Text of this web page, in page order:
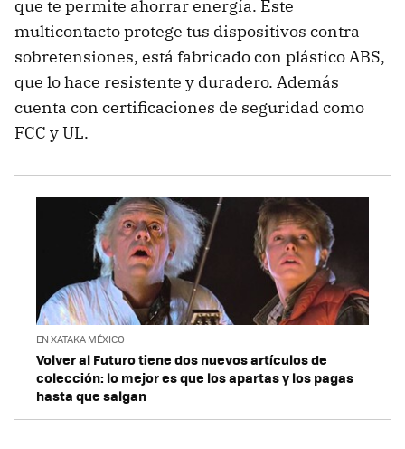
que te permite ahorrar energía. Este
multicontacto protege tus dispositivos contra
sobretensiones, está fabricado con plástico ABS,
que lo hace resistente y duradero. Además
cuenta con certificaciones de seguridad como
FCC y UL.
EN XATAKA MÉXICO
Volver al Futuro tiene dos nuevos artículos de
colección: lo mejor es que los apartas y los pagas
hasta que salgan